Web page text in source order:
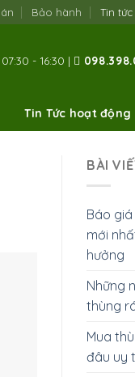
Bảo hành Tin tức
07:30 - 16:30 |
Tin Tức hoạt động
BÀI
Báo
mới
hưởng
Những
thùng
Mua
đâu uy